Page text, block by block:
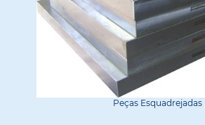
Peças Esquadrejadas